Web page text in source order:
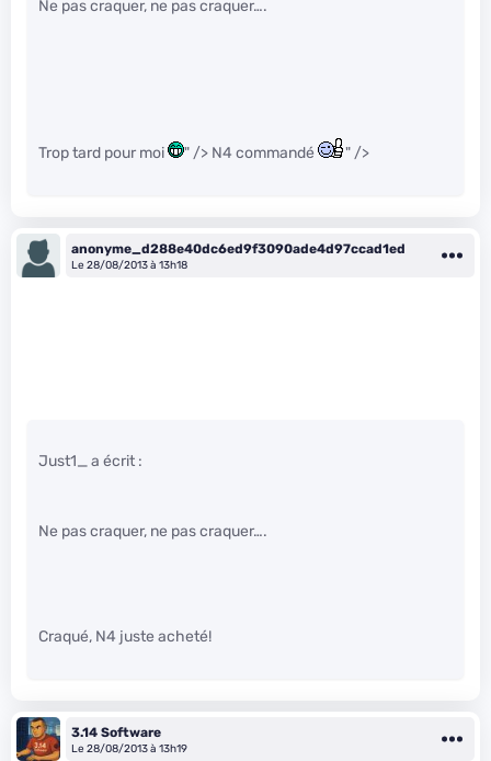
Ne pas craquer, ne pas craquer….
Trop tard pour moi " /> N4 commandé " />
anonyme_d288e40dc6ed9f3090ade4d97ccad1ed
Le 28/08/2013 à 13h18
Just1_ a écrit :
Ne pas craquer, ne pas craquer….
Craqué, N4 juste acheté!
3.14 Software
Le 28/08/2013 à 13h19